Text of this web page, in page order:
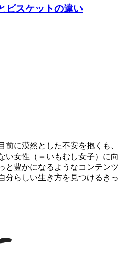
スケットの違い
前に漠然とした不安を抱くも、
い女性（＝いもむし女子）に向
と豊かになるようなコンテンツ
分らしい生き方を見つけるきっ